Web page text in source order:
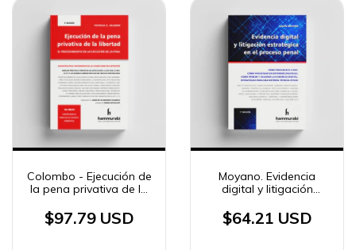
Colombo - Ejecución de
la pena privativa de la
$97.79 USD
Moyano. Evidencia
digital y litigación
proceso penal
$64.21 USD